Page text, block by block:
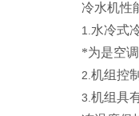
冷水机性
1. 水冷式
*为是空
2. 机组控
3. 机组具